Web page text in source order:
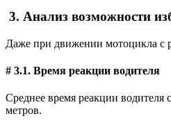
3. Анализ возможности
Даже при движении мотоцикла с
# 3.1. Время реакции водителя
Среднее время реакции водителя
метров.